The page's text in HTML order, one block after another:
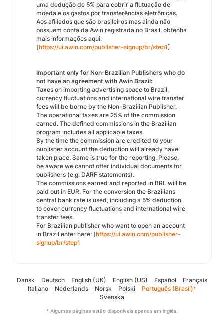
uma dedução de 5% para cobrir a flutuação de
moeda e os gastos por transferências eletrônicas.
Aos afiliados que são brasileiros mas ainda não
possuem conta da Awin registrada no Brasil, obtenha
mais informações aqui:
[https://ui.awin.com/publisher-signup/br/step1]
Important only for Non-Brazilian Publishers who do
not have an agreement with Awin Brazil:
Taxes on importing advertising space to Brazil,
currency fluctuations and international wire transfer
fees will be borne by the Non-Brazilian Publisher.
The operational taxes are 25% of the commission
earned. The defined commissions in the Brazilian
program includes all applicable taxes.
By the time the commission are credited to your
publisher account the deduction will already have
taken place. Same is true for the reporting. Please,
be aware we cannot offer individual documents for
publishers (e.g. DARF statements).
The commissions earned and reported in BRL will be
paid out in EUR. For the conversion the Brazilians
central bank rate is used, including a 5% deduction
to cover currency fluctuations and international wire
transfer fees.
For Brazilian publisher who want to open an account
in Brazil enter here: [https://ui.awin.com/publisher-
signup/br/step1
Dansk Deutsch English (UK) English (US) Español
Français
Italiano
Nederlands Norsk Polski Português (Brasil)*
Svenska
* Algumas páginas estão disponíveis apenas em inglês.